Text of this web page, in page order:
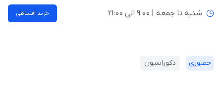
شنبه تا جمعه | 9:00 الی 21:00 خرید اقساطی
حضوری دکوراسیون